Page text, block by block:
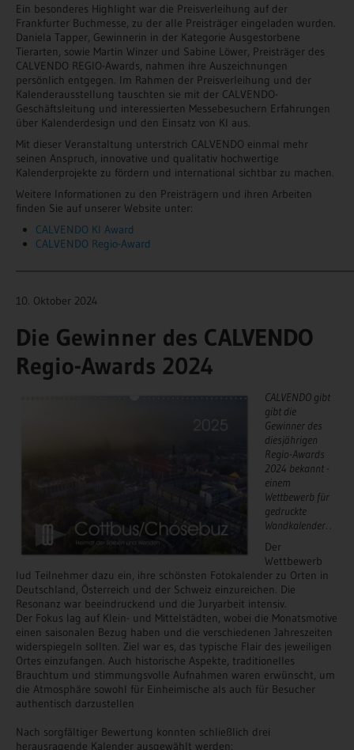
Ein besonderes Highlight war die Preisverleihung auf der
Frankfurter Buchmesse, zu der alle Preisträger eingeladen wurden.
Daniela Tapper, Gewinnerin in der Kategorie Ausgestorbene
Tierarten, sowie Martin Winzer und Sabine Löwer, Preisträger des
CALVENDO REGIO-Awards, nahmen ihre Auszeichnungen
persönlich entgegen. Im Rahmen der Preisverleihung und der
Kalenderausstellung tauschten sie mit der CALVENDO-
Geschäftsleitung und interessierten Messebesuchern Erfahrungen
über Kalenderdesign und den Einsatz von KI aus.
Mit dieser Veranstaltung unterstrich CALVENDO einmal mehr
seinen Anspruch, innovative und qualitativ hochwertige
Kalenderprojekte zu fördern und international sichtbar zu machen.
Weitere Informationen zu den Preisträgern und ihren Arbeiten
finden Sie auf unserer Website unter:
CALVENDO KI Award
CALVENDO Regio-Award
10. Oktober 2024
Die Gewinner des CALVENDO
Regio-Awards 2024
CALVENDO gibt
gibt die
Gewinner des
diesjährigen
Regio-Awards
2024 bekannt -
einem
Wettbewerb für
gedruckte
Wandkalender. .
Der
Wettbewerb
lud Teilnehmer dazu ein, ihre schönsten Fotokalender zu Orten in
Deutschland, Österreich und der Schweiz einzureichen. Die
Resonanz war beeindruckend und die Juryarbeit intensiv.
Der Fokus lag auf Klein- und Mittelstädten, wobei die Monatsmotive
einen saisonalen Bezug haben und die verschiedenen Jahreszeiten
widerspiegeln sollten. Ziel war es, das typische Flair des jeweiligen
Ortes einzufangen. Auch historische Aspekte, traditionelles
Brauchtum und stimmungsvolle Aufnahmen waren erwünscht, um
die Atmosphäre sowohl für Einheimische als auch für Besucher
authentisch darzustellen
Nach sorgfältiger Bewertung konnten schließlich drei
herausragende Kalender ausgewählt werden: